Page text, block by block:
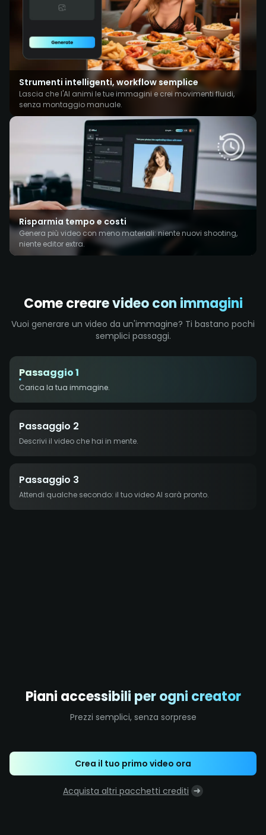
Strumenti intelligenti, workflow semplice
Lascia che l'AI animi le tue immagini e crei movimenti fluidi,
senza montaggio manuale.
Risparmia tempo e costi
Genera più video con meno materiali: niente nuovi shooting,
niente editor extra.
Come creare video con immagini
Vuoi generare un video da un'immagine? Ti bastano pochi
semplici passaggi.
Passaggio 1
Carica la tua immagine.
Passaggio 2
Descrivi il video che hai in mente.
Passaggio 3
Attendi qualche secondo: il tuo video AI sarà pronto.
Piani accessibili per ogni creator
Prezzi semplici, senza sorprese
Crea il tuo primo video ora
Acquista altri pacchetti crediti